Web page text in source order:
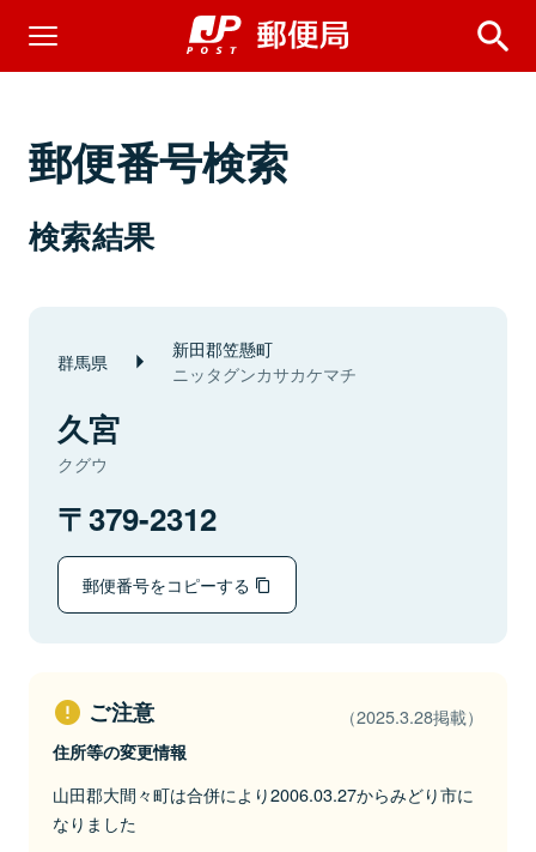
郵便番号検索
検索結果
群馬県 新田郡笠懸町
ニッタグンカサカケマチ
久宮
クグウ
379-2312
郵便番号をコピーする
ご注意 （2025.3.28掲載）
住所等の変更情報
山田郡大間々町は合併により2006.03.27からみどり市に
なりました